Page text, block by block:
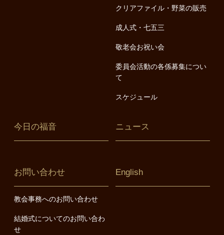
クリアファイル・野菜の販売
成人式・七五三
敬老会お祝い会
委員会活動の各係募集につい
て
スケジュール
今日の福音 ニュース
お問い合わせ
教会事務へのお問い合わせ
結婚式についてのお問い合わ
せ
English